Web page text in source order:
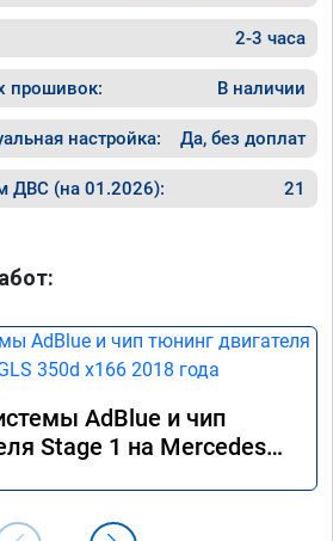
2-3 часа
прошивок: В наличии
настройка: Да, без доплат
ДВС (на 01.2026): 21
AdBlue и чип
Stage 1 на Mercedes